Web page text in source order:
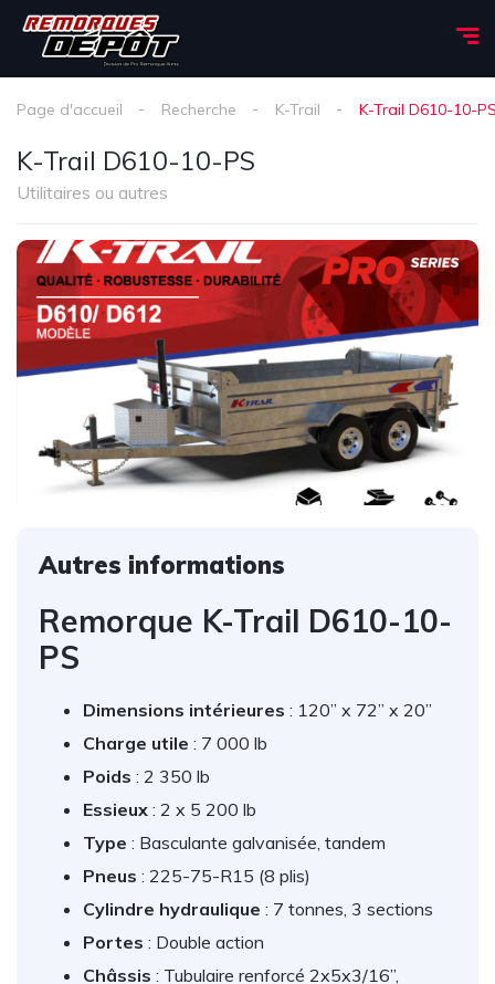
Page d'accueil Recherche K-Trail K-Trail D610-10-
K-Trail D610-10-PS
Utilitaires ou autres
Autres informations
Remorque K-Trail D610-10-
PS
Dimensions intérieures : 120” x 72” x 20”
Charge utile : 7 000 lb
Poids : 2 350 lb
Essieux : 2 x 5 200 lb
Type : Basculante galvanisée, tandem
Pneus : 225-75-R15 (8 plis)
Cylindre hydraulique : 7 tonnes, 3 sections
Portes : Double action
Châssis : Tubulaire renforcé 2x5x3/16”,